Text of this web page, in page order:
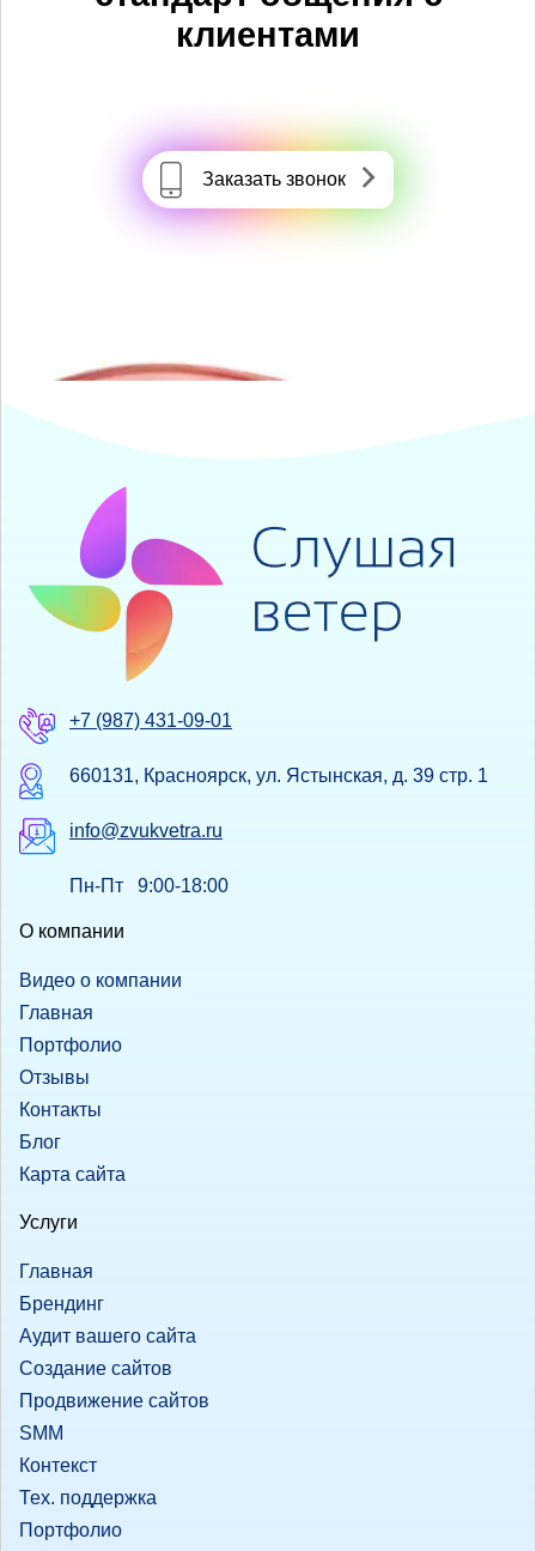
клиентами
Заказать звонок
+7 (987) 431-09-01
660131, Красноярск, ул. Ястынская, д. 39 стр. 1
info@zvukvetra.ru
Пн-Пт 9:00-18:00
О компании
Видео о компании
Главная
Портфолио
Отзывы
Контакты
Блог
Карта сайта
Услуги
Главная
Брендинг
Аудит вашего сайта
Создание сайтов
Продвижение сайтов
SMM
Контекст
Тех. поддержка
Портфолио